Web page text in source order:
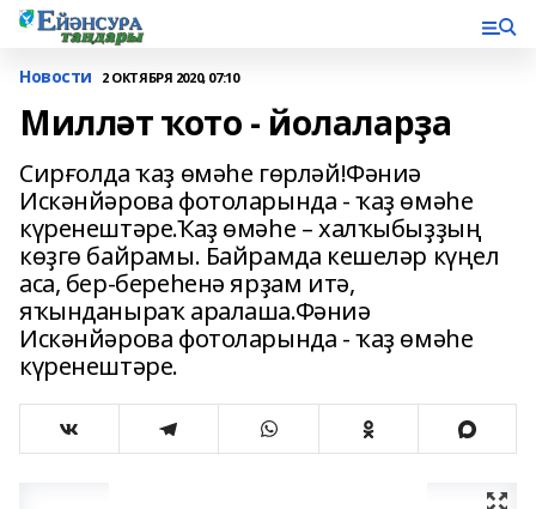
Новости 2 ОКТЯБРЯ 2020, 07:10
Милләт ҡото - йолаларҙа
Сирғолда ҡаҙ өмәһе гөрләй!Фәниә
Искәнйәрова фотоларында - ҡаҙ өмәһе
күренештәре.Ҡаҙ өмәһе – халҡыбыҙҙың
көҙгө байрамы. Байрамда кешеләр күңел
аса, бер-береһенә ярҙам итә,
яҡынданыраҡ аралаша.Фәниә
Искәнйәрова фотоларында - ҡаҙ өмәһе
күренештәре.